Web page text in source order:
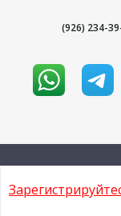
(926) 234-